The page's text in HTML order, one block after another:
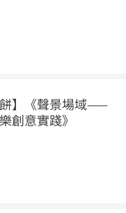
餅】《聲景場域——
創意實踐》